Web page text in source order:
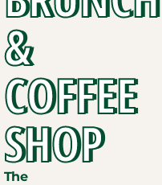
&
COFFEE
SHOP
The